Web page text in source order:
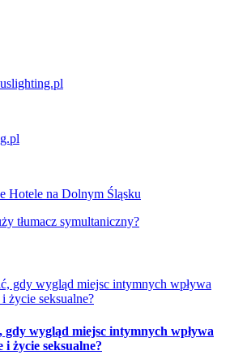
Hotele na Dolnym Śląsku
tłumacz symultaniczny?
gdy wygląd miejsc intymnych wpływa
i życie seksualne?